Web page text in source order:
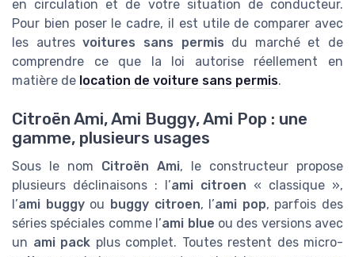
en circulation et de votre situation de conducteur.
Pour bien poser le cadre, il est utile de comparer avec
les autresvoitures sans permis du marché et de
comprendre ce que la loi autorise réellement en
matière de location de voiture sans permis.
Citroën Ami, Ami Buggy, Ami Pop : une
gamme, plusieurs usages
Sous le nom Citroën Ami, le constructeur propose
plusieurs déclinaisons : l’ami citroen « classique »,
l’ami buggyou buggy citroen, l’ami pop, parfois des
séries spéciales comme l’ami blue ou des versions avec
un ami pack plus complet. Toutes restent des micro-